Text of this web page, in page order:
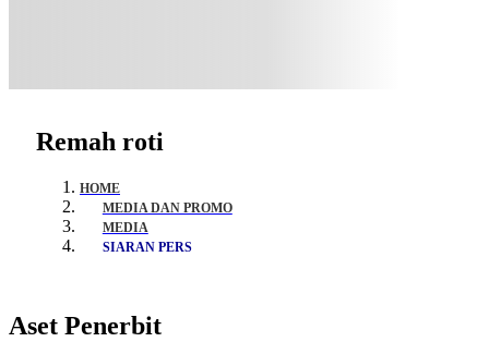
Remah roti
HOME
MEDIA DAN PROMO
MEDIA
SIARAN PERS
Aset Penerbit